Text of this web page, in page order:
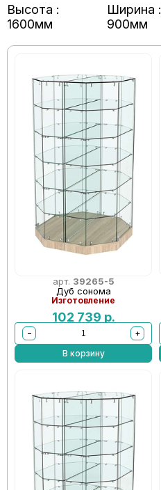
Высота :
1600мм
Ширина :
900мм
арт. 39265-5
Дуб сонома
Изготовление
102 739 р.
−
+
В корзину